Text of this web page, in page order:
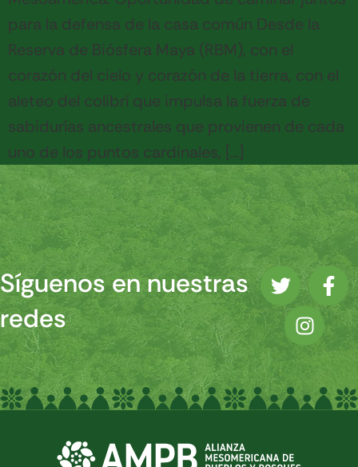
para la defensa de la casa común Desde la
Reserva de Biósfera Maya (RBM), con el
corazón del cielo y corazón de la tierra, con el
aleteo del colibrí que impulsa la fuerza de
sabidurías ancestrales que provienen de cada
uno de los puntos cardinales, […]
Síguenos en nuestras
redes